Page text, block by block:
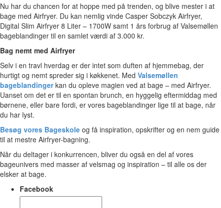
Nu har du chancen for at hoppe med på trenden, og blive mester i at
bage med Airfryer. Du kan nemlig vinde Casper Sobczyk Airfryer,
Digital Slim Airfryer 8 Liter – 1700W samt 1 års forbrug af Valsemøllen
bageblandinger til en samlet værdi af 3.000 kr.
Bag nemt med Airfryer
Selv i en travl hverdag er der intet som duften af hjemmebag, der
hurtigt og nemt spreder sig i køkkenet. Med Valsemøllen
bageblandingerkan du opleve magien ved at bage – med Airfryer.
Uanset om det er til en spontan brunch, en hyggelig eftermiddag med
børnene, eller bare fordi, er vores bageblandinger lige til at bage, når
du har lyst.
Besøg vores Bageskole og få inspiration, opskrifter og en nem guide
til at mestre Airfryer-bagning.
Når du deltager i konkurrencen, bliver du også en del af vores
bageunivers med masser af velsmag og inspiration – til alle os der
elsker at bage.
Facebook